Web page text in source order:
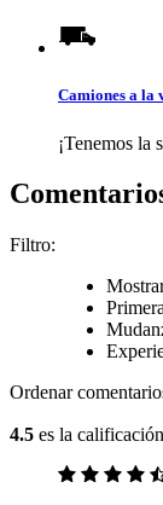
Camiones a la
¡Tenemos la
Filtro:
Ordenar
4.5 es la